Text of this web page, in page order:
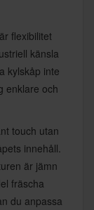
flexibilitet
känsla
kylskåp inte
enklare och
touch utan
innehåll.
är jämn
fräscha
du anpassa